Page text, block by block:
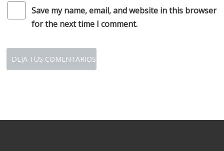
Save my name, email, and website in this browser
for the next time I comment.